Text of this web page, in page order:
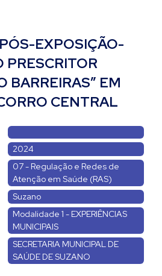
EXPOSIÇÃO-
PRESCRITOR
BARREIRAS” EM
CENTRAL
2024
07 - Regulação e Redes de
Atenção em Saúde (RAS)
Suzano
Modalidade 1 - EXPERIÊNCIAS
MUNICIPAIS
SECRETARIA MUNICIPAL DE
SAÚDE DE SUZANO